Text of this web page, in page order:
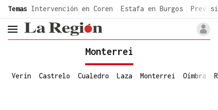
common.go-to-content
Temas Intervención en Coren Estafa en Burgos
header.menu.open
Monterrei
Verín Castrelo Cualedro Laza Monterrei Oímbra